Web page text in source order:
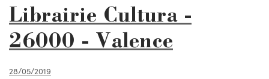
Librairie Cultura -
26000 - Valence
28/05/2019